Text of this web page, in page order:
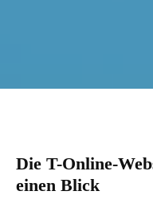
Die T-Online-
einen Blick